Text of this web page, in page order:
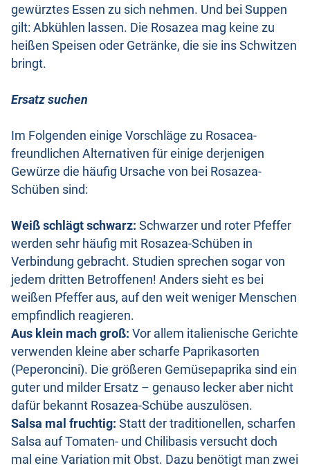
gewürztes Essen zu sich nehmen. Und bei Suppen
gilt: Abkühlen lassen. Die Rosazea mag keine zu
heißen Speisen oder Getränke, die sie ins Schwitzen
bringt.
Ersatz suchen
Im Folgenden einige Vorschläge zu Rosacea-
freundlichen Alternativen für einige derjenigen
Gewürze die häufig Ursache von bei Rosazea-
Schüben sind:
Weiß schlägt schwarz: Schwarzer und roter Pfeffer
werden sehr häufig mit Rosazea-Schüben in
Verbindung gebracht. Studien sprechen sogar von
jedem dritten Betroffenen! Anders sieht es bei
weißen Pfeffer aus, auf den weit weniger Menschen
empfindlich reagieren.
Aus klein mach groß: Vor allem italienische Gerichte
verwenden kleine aber scharfe Paprikasorten
(Peperoncini). Die größeren Gemüsepaprika sind ein
guter und milder Ersatz – genauso lecker aber nicht
dafür bekannt Rosazea-Schübe auszulösen.
Salsa mal fruchtig: Statt der traditionellen, scharfen
Salsa auf Tomaten- und Chilibasis versucht doch
mal eine Variation mit Obst. Dazu benötigt man zwei